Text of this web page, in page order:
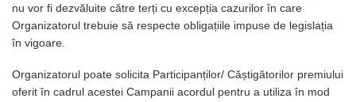
nu vor fi dezvăluite către terți cu excepția cazurilor în care
Organizatorul trebuie să respecte obligațiile impuse de legislația
în vigoare.
Organizatorul poate solicita Participanților/ Căștigătorilor premiului
oferit în cadrul acestei Campanii acordul pentru a utiliza în mod